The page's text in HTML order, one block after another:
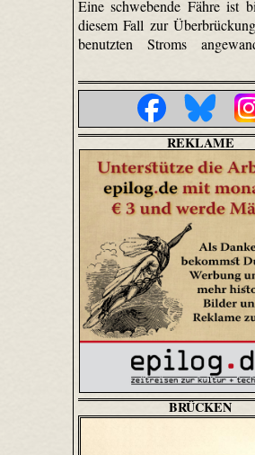
Eine schwebende Fähre ist
diesem Fall zur
benutzten Stroms
REKLAME
BRÜCKEN